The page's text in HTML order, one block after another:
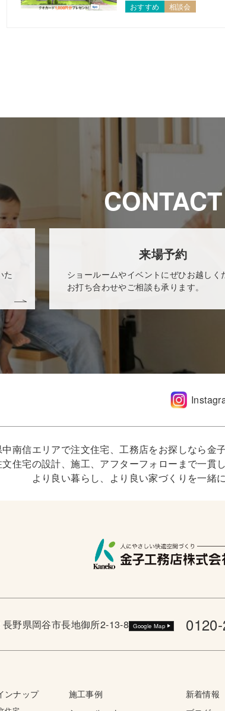
おすすめ 相談会
CONTACT
た
来場予約
ショールームやイベントにぜひお越しく
お打ち合わせやご相談も承ります。
南信エリアで注文住宅、工務店をお探しなら金
住宅の設計、施工、アフターフォローまで一貫
より良い暮らし、より良い家づくりを一緒
野県岡谷市長地御所2-13-8 Google Map
ンナップ
施工事例
新着情報